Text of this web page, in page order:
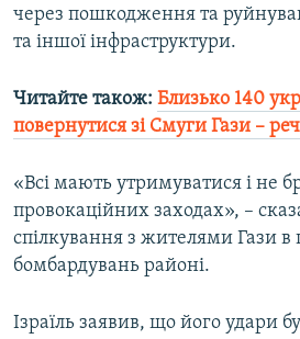
через пошкодження та
та іншої інфраструктури.
Читайте також: Близько 140
повернутися зі Смуги Гази –
«Всі мають утримуватися і не
провокаційних заходах», –
спілкування з жителями Гази в
бомбардувань районі.
Ізраїль заявив, що його удари